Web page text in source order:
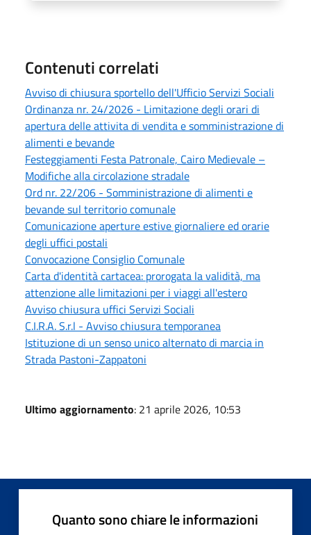
Contenuti correlati
Avviso di chiusura sportello dell'Ufficio Servizi Sociali
Ordinanza nr. 24/2026 - Limitazione degli orari di
apertura delle attivita di vendita e somministrazione di
alimenti e bevande
Festeggiamenti Festa Patronale, Cairo Medievale –
Modifiche alla circolazione stradale
Ord nr. 22/206 - Somministrazione di alimenti e
bevande sul territorio comunale
Comunicazione aperture estive giornaliere ed orarie
degli uffici postali
Convocazione Consiglio Comunale
Carta d'identità cartacea: prorogata la validità, ma
attenzione alle limitazioni per i viaggi all'estero
Avviso chiusura uffici Servizi Sociali
C.I.R.A. S.r.l - Avviso chiusura temporanea
Istituzione di un senso unico alternato di marcia in
Strada Pastoni-Zappatoni
Ultimo aggiornamento: 21 aprile 2026, 10:53
Quanto sono chiare le informazioni